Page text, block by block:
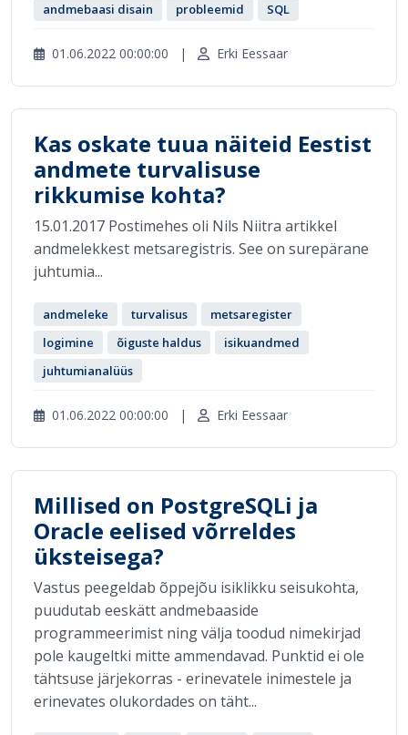
andmebaasi disain
probleemid SQL
01.06.2022 00:00:00 | Erki Eessaar
Kas oskate tuua näiteid Eestist
andmete turvalisuse
rikkumise kohta?
15.01.2017 Postimehes oli Nils Niitra artikkel
andmelekkest metsaregistris. See on surepärane
juhtumia...
andmeleke turvalisus
metsaregister
logimine
õiguste haldus
isikuandmed
juhtumianalüüs
01.06.2022 00:00:00 | Erki Eessaar
Millised on PostgreSQLi ja
Oracle eelised võrreldes
üksteisega?
Vastus peegeldab õppejõu isiklikku seisukohta,
puudutab eeskätt andmebaaside
programmeerimist ning välja toodud nimekirjad
pole kaugeltki mitte ammendavad. Punktid ei ole
tähtsuse järjekorras - erinevatele inimestele ja
erinevates olukordades on täht...